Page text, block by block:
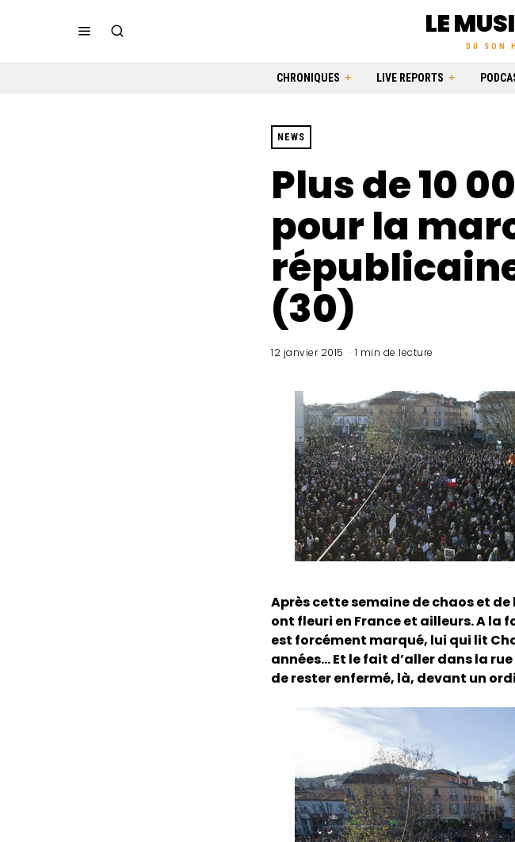
LE
DU SON
CHRONIQUES LIVE REPORTS
NEWS
Plus de 10
pour la
(30)
12 janvier 2015 1 min de lecture
Après cette semaine de chaos et
ont fleuri en France et ailleurs. A la
est forcément marqué, lui qui lit
années… Et le fait d’aller dans la
de rester enfermé, là, devant un